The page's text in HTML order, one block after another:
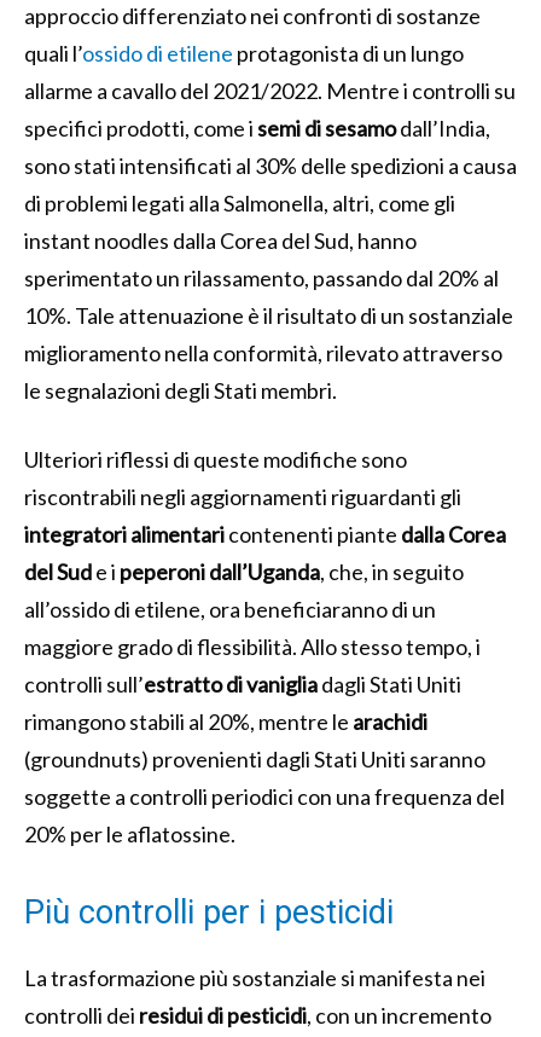
approccio differenziato nei confronti di sostanze
quali l’ossido di etilene protagonista di un lungo
allarme a cavallo del 2021/2022. Mentre i controlli su
specifici prodotti, come isemi di sesamodall’India,
sono stati intensificati al 30% delle spedizioni a causa
di problemi legati alla Salmonella, altri, come gli
instant noodles dalla Corea del Sud, hanno
sperimentato un rilassamento, passando dal 20% al
10%. Tale attenuazione è il risultato di un sostanziale
miglioramento nella conformità, rilevato attraverso
le segnalazioni degli Stati membri.
Ulteriori riflessi di queste modifiche sono
riscontrabili negli aggiornamenti riguardanti gli
integratori alimentaricontenenti piante dalla Corea
del Sude i peperoni dall’Uganda, che, in seguito
all’ossido di etilene, ora beneficiaranno di un
maggiore grado di flessibilità. Allo stesso tempo, i
controlli sull’estratto di vanigliadagli Stati Uniti
rimangono stabili al 20%, mentre le arachidi
(groundnuts) provenienti dagli Stati Uniti saranno
soggette a controlli periodici con una frequenza del
20% per le aflatossine.
Più controlli per i pesticidi
La trasformazione più sostanziale si manifesta nei
controlli dei residui di pesticidi, con un incremento